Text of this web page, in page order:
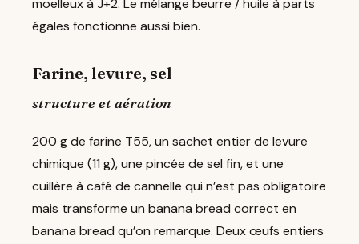
égales fonctionne aussi bien.
Farine, levure, sel
structure et aération
200 g de farine T55, un sachet entier de levure
chimique (11 g), une pincée de sel fin, et une
cuillère à café de cannelle qui n’est pas obligatoire
mais transforme un banana bread correct en
banana bread qu’on remarque. Deux œufs entiers